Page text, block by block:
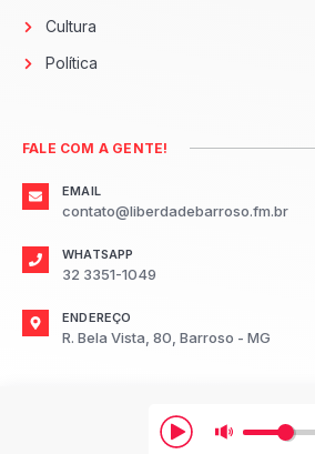
Cultura
Política
FALE COM A GENTE!
EMAIL
contato@liberdadebarroso.fm.br
WHATSAPP
32 3351-1049
ENDEREÇO
R. Bela Vista, 80, Barroso - MG
2026 Radio Liberdade
Todos os direitos